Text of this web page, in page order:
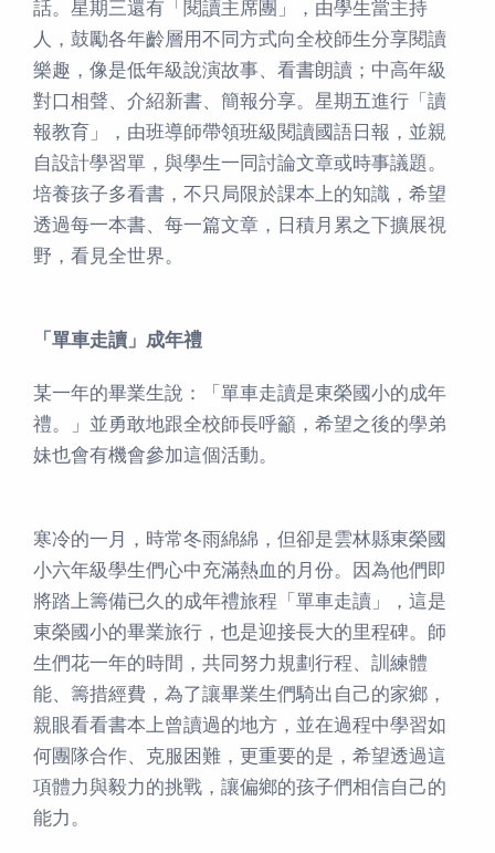
話。星期三還有「閱讀主席團」，由學生當主持
人，鼓勵各年齡層用不同方式向全校師生分享閱讀
樂趣，像是低年級說演故事、看書朗讀；中高年級
對口相聲、介紹新書、簡報分享。星期五進行「讀
報教育」，由班導師帶領班級閱讀國語日報，並親
自設計學習單，與學生一同討論文章或時事議題。
培養孩子多看書，不只局限於課本上的知識，希望
透過每一本書、每一篇文章，日積月累之下擴展視
野，看見全世界。
「單車走讀」成年禮
某一年的畢業生說：「單車走讀是東榮國小的成年
禮。」並勇敢地跟全校師長呼籲，希望之後的學弟
妹也會有機會參加這個活動。
寒冷的一月，時常冬雨綿綿，但卻是雲林縣東榮國
小六年級學生們心中充滿熱血的月份。因為他們即
將踏上籌備已久的成年禮旅程「單車走讀」，這是
東榮國小的畢業旅行，也是迎接長大的里程碑。師
生們花一年的時間，共同努力規劃行程、訓練體
能、籌措經費，為了讓畢業生們騎出自己的家鄉，
親眼看看書本上曾讀過的地方，並在過程中學習如
何團隊合作、克服困難，更重要的是，希望透過這
項體力與毅力的挑戰，讓偏鄉的孩子們相信自己的
能力。